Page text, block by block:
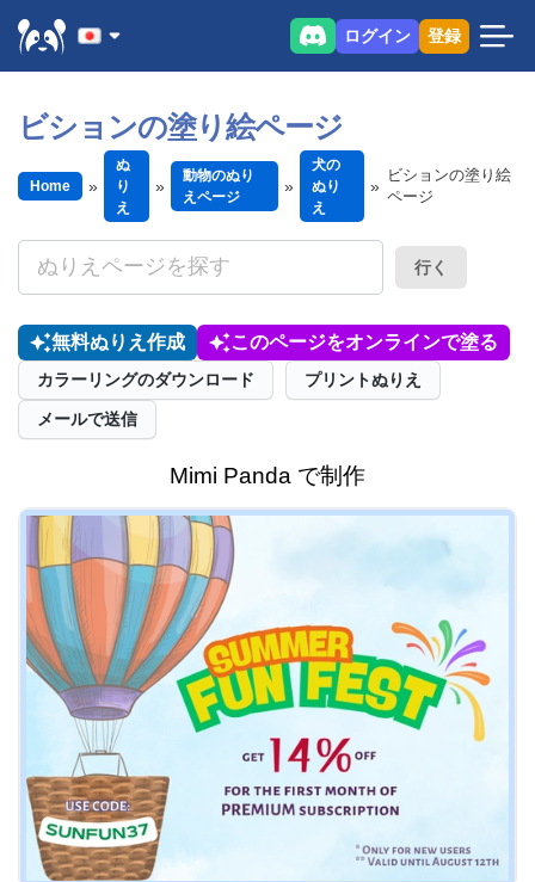
ログイン 登録
ビションの塗り絵ページ
Home
ぬ
り
え
動物のぬり
えページ
犬の
ぬり
え
ビションの塗り絵
ページ
行く
無料ぬりえ作成 このページをオンラインで塗る
カラーリングのダウンロード プリントぬりえ
メールで送信
Mimi Panda で制作